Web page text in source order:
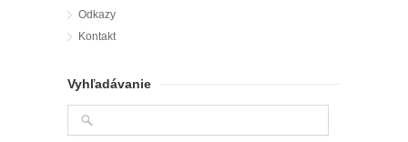
Odkazy
Kontakt
Vyhľadávanie